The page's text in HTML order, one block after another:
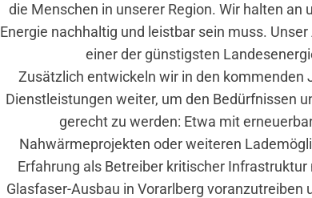
die Menschen in unserer Region. Wir halten an
Energie nachhaltig und leistbar sein muss.
einer der günstigsten
Zusätzlich entwickeln wir in den kommenden
Dienstleistungen weiter, um den Bedürfnissen
gerecht zu werden: Etwa mit
Nahwärmeprojekten oder weiteren
Erfahrung als Betreiber kritischer
Glasfaser-Ausbau in Vorarlberg voranzutreiben